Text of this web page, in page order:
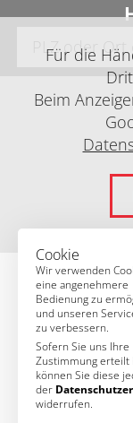
Für die
Beim
© MSA Germany 2026
KONTAKT
MSA Motor Sport
Cookie
Wir verwenden
eine angenehmere
Bedienung zu
und unseren
zu verbessern.
Sofern Sie uns Ihre
Zustimmung erteilt
können Sie diese
der
widerrufen.